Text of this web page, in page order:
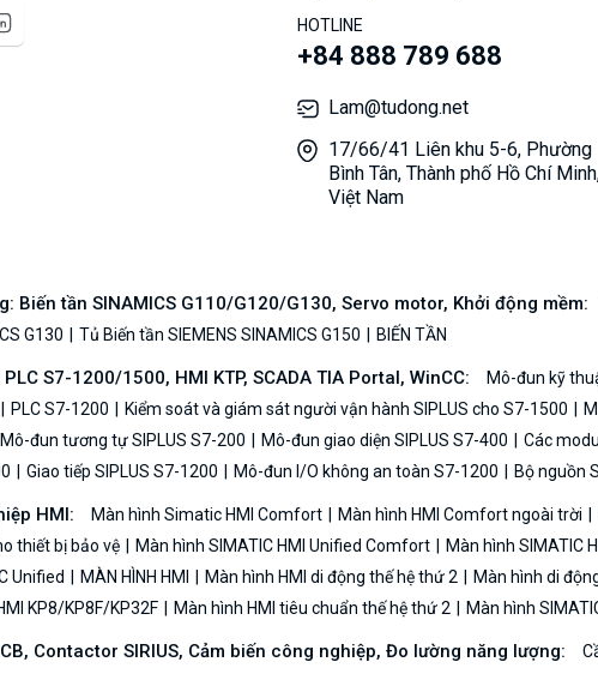
HOTLINE
+84 888 789 688
Lam@tudong.net
17/66/41 Liên khu 5-6, Phường
Bình Tân, Thành phố Hồ Chí
Việt Nam
Biến tần SINAMICS G110/G120/G130, Servo motor, Khởi động mềm:
G130
Tủ Biến tần SIEMENS SINAMICS G150 BIẾN TẦN
S7-1200/1500, HMI KTP, SCADA TIA Portal, WinCC: Mô-đun kỹ
PLC S7-1200 Kiểm soát và giám sát người vận hành SIPLUS cho S7-1500
Mô-đun tương tự SIPLUS S7-200 Mô-đun giao diện SIPLUS S7-400 Các
Giao tiếp SIPLUS S7-1200 Mô-đun I/O không an toàn S7-1200 Bộ nguồn
HMI: Màn hình Simatic HMI Comfort Màn hình HMI Comfort ngoài trời
thiết bị bảo vệ
Màn hình SIMATIC HMI Unified Comfort Màn hình SIMATIC
Unified MÀN HÌNH HMI Màn hình HMI di động thế hệ thứ 2 Màn hình di
KP8/KP8F/KP32F
Màn hình HMI tiêu chuẩn thế hệ thứ 2 Màn hình
Contactor SIRIUS, Cảm biến công nghiệp, Đo lường năng lượng: